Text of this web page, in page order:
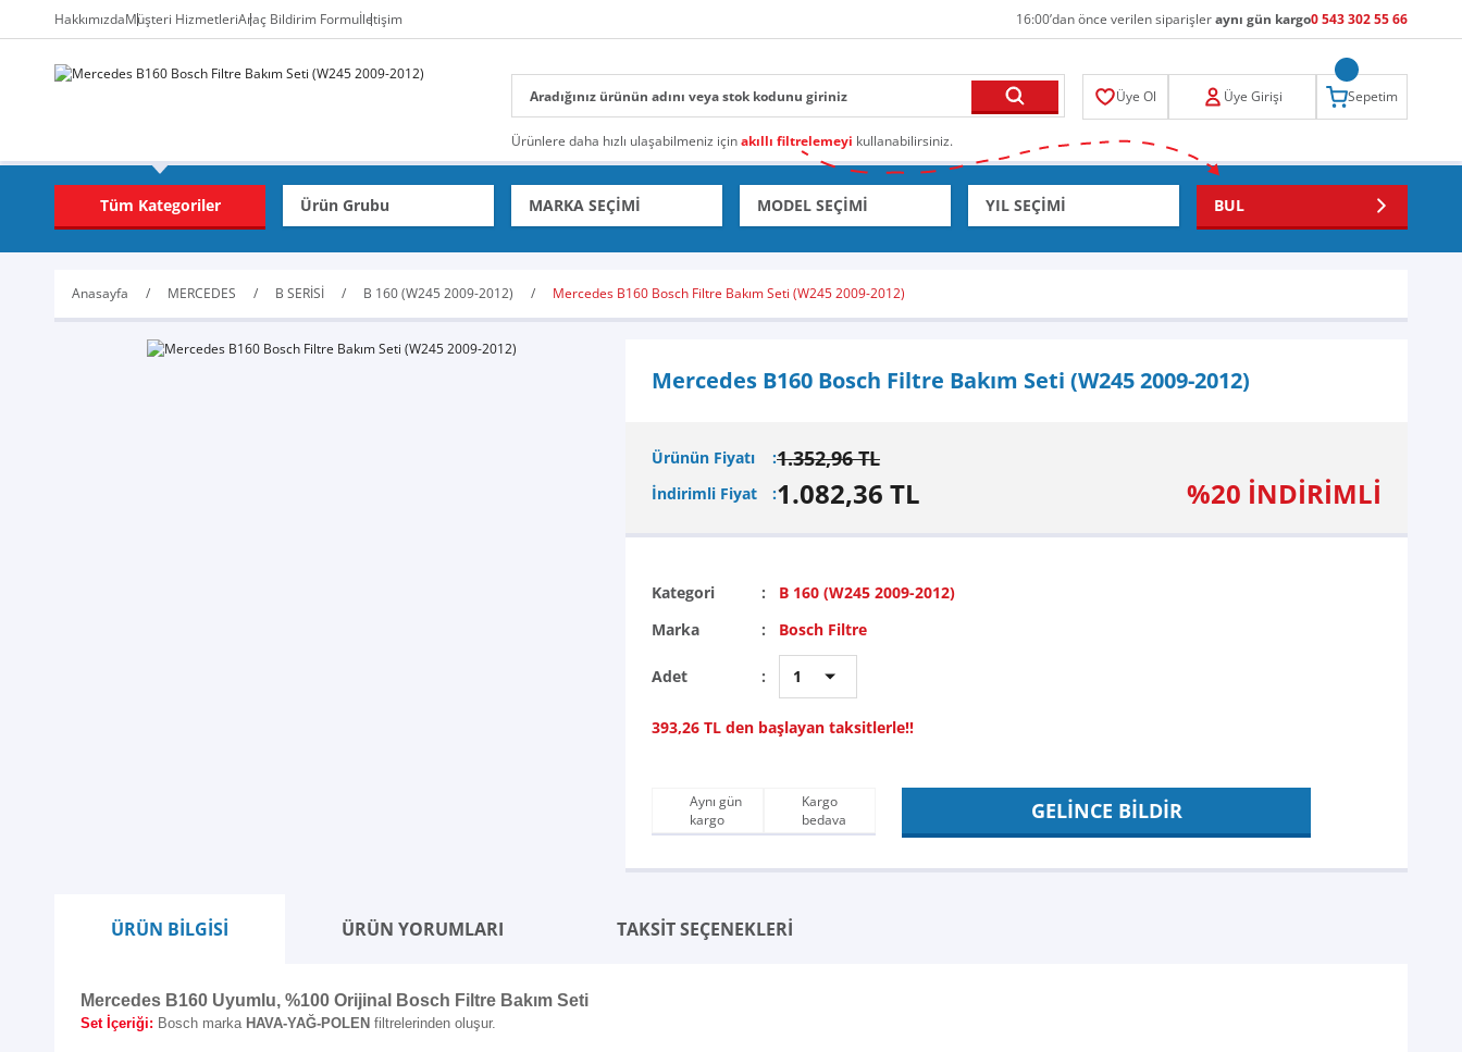
HakkımızdaMüşteri HizmetleriAraç Bildirim Formuİletişim 16:00’dan önce verilen siparişleraynı gün kargo0 543 302 55 66
Ürünlere daha hızlı ulaşabilmeniz içinakıllı filtrelemeyi kullanabilirsiniz.
Üye Ol Üye Girişi Sepetim
Tüm Kategoriler BUL
Anasayfa MERCEDES B SERİSİ B 160 (W245 2009-2012) Mercedes B160 Bosch Filtre Bakım Seti (W245 2009-2012)
Mercedes B160 Bosch Filtre Bakım Seti (W245 2009-2012)
Ürünün Fiyatı 1.352,96 TL
İndirimli Fiyat 1.082,36 TL %20 İNDİRİMLİ
Kategori
B 160 (W245 2009-2012)
Marka
Bosch Filtre
Adet
393,26 TL den başlayan taksitlerle!!
Aynı gün
kargo
Kargo
bedava
GELİNCE BİLDİR
ÜRÜN BİLGİSİ ÜRÜN YORUMLARI TAKSİT SEÇENEKLERİ
Mercedes B160 Uyumlu, %100 Orijinal Bosch Filtre Bakım Seti
Set İçeriği: Bosch marka HAVA-YAĞ-POLEN filtrelerinden oluşur.